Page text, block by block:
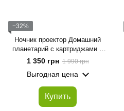
−32%
Ночник проектор Домашний
планетарий с картриджами –
12 космических тел.
1 350 грн 1 990 грн
Выгодная цена
Купить